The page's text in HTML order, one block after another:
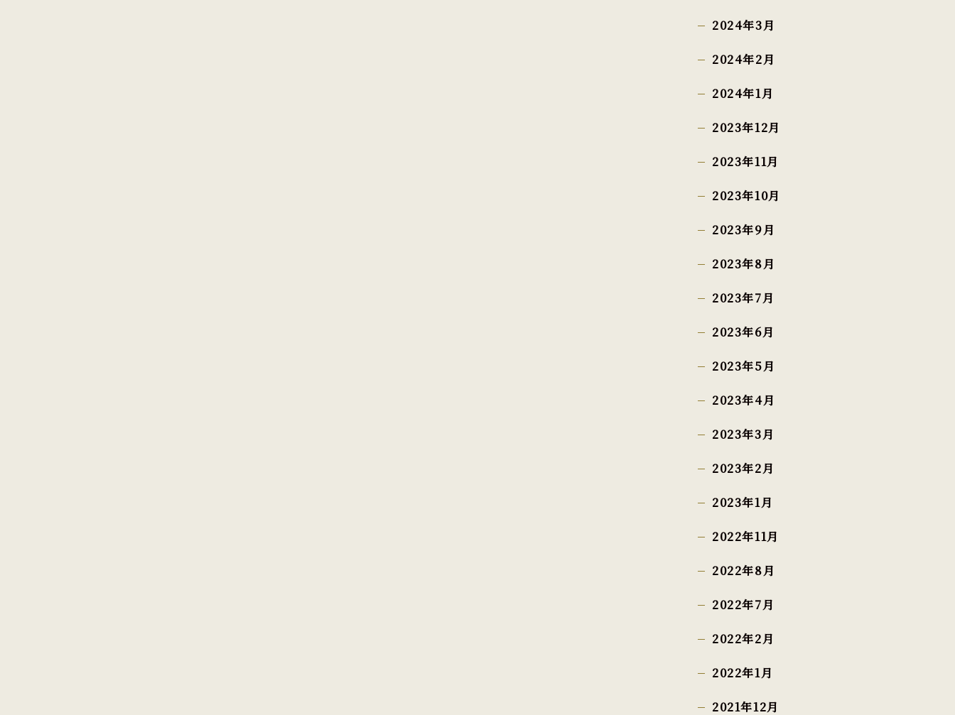
2024年3月
2024年2月
2024年1月
2023年12月
2023年11月
2023年10月
2023年9月
2023年8月
2023年7月
2023年6月
2023年5月
2023年4月
2023年3月
2023年2月
2023年1月
2022年11月
2022年8月
2022年7月
2022年2月
2022年1月
2021年12月